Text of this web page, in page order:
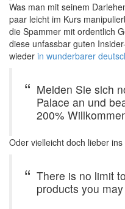
Was man mit seinem
paar leicht im Kurs
die Spammer mit ordentlich
diese unfassbar guten
wieder in wunderbarer
Melden Sie sich
Palace an und
200%
Oder vielleicht doch lieber
There is no limit
products you